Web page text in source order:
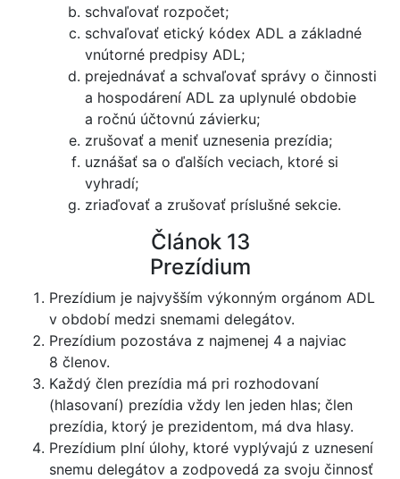
schvaľovať rozpočet;
schvaľovať etický kódex ADL a základné
vnútorné predpisy ADL;
prejednávať a schvaľovať správy o činnosti
a hospodárení ADL za uplynulé obdobie
a ročnú účtovnú závierku;
zrušovať a meniť uznesenia prezídia;
uznášať sa o ďalších veciach, ktoré si
vyhradí;
zriaďovať a zrušovať príslušné sekcie.
Článok 13
Prezídium
Prezídium je najvyšším výkonným orgánom ADL
v období medzi snemami delegátov.
Prezídium pozostáva z najmenej 4 a najviac
8 členov.
Každý člen prezídia má pri rozhodovaní
(hlasovaní) prezídia vždy len jeden hlas; člen
prezídia, ktorý je prezidentom, má dva hlasy.
Prezídium plní úlohy, ktoré vyplývajú z uznesení
snemu delegátov a zodpovedá za svoju činnosť